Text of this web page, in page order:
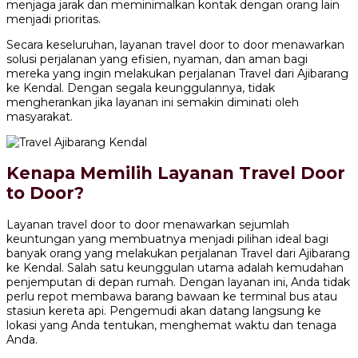
menjaga jarak dan meminimalkan kontak dengan orang lain
menjadi prioritas.
Secara keseluruhan, layanan travel door to door menawarkan
solusi perjalanan yang efisien, nyaman, dan aman bagi
mereka yang ingin melakukan perjalanan Travel dari Ajibarang
ke Kendal. Dengan segala keunggulannya, tidak
mengherankan jika layanan ini semakin diminati oleh
masyarakat.
Kenapa Memilih Layanan Travel Door
to Door?
Layanan travel door to door menawarkan sejumlah
keuntungan yang membuatnya menjadi pilihan ideal bagi
banyak orang yang melakukan perjalanan Travel dari Ajibarang
ke Kendal. Salah satu keunggulan utama adalah kemudahan
penjemputan di depan rumah. Dengan layanan ini, Anda tidak
perlu repot membawa barang bawaan ke terminal bus atau
stasiun kereta api. Pengemudi akan datang langsung ke
lokasi yang Anda tentukan, menghemat waktu dan tenaga
Anda.